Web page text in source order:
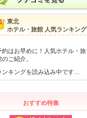
東北
ホテル・旅館 人気ランキング
約はお早めに！人気ホテル・旅
のご紹介。
ンキングを読み込み中です…
おすすめ特集